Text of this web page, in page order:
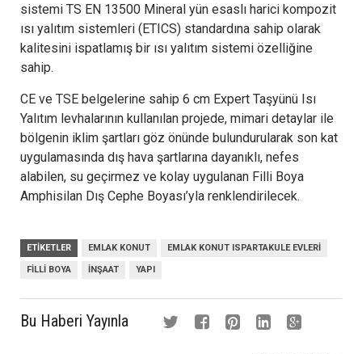
sistemi TS EN 13500 Mineral yün esaslı harici kompozit
ısı yalıtım sistemleri (ETICS) standardına sahip olarak
kalitesini ispatlamış bir ısı yalıtım sistemi özelliğine
sahip.
CE ve TSE belgelerine sahip 6 cm Expert Taşyünü Isı
Yalıtım levhalarının kullanılan projede, mimari detaylar ile
bölgenin iklim şartları göz önünde bulundurularak son kat
uygulamasında dış hava şartlarına dayanıklı, nefes
alabilen, su geçirmez ve kolay uygulanan Filli Boya
Amphisilan Dış Cephe Boyası’yla renklendirilecek.
ETIKETLER EMLAK KONUT EMLAK KONUT ISPARTAKULE EVLERI
FILLI BOYA INŞAAT YAPI
Bu Haberi Yayınla